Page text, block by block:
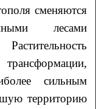
сменяются
лесами
сильным
территорию